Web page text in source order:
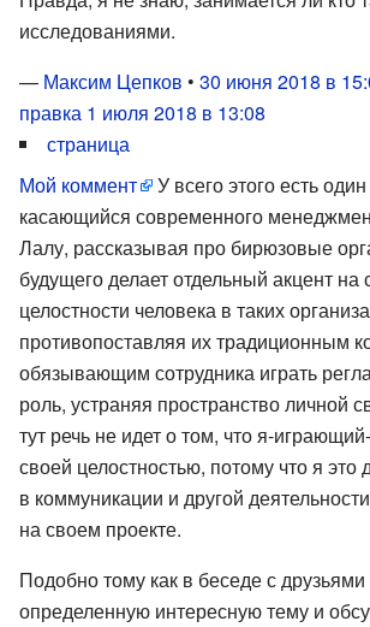
исследованиями.
— Максим Цепков • 30 июня 2018 в
правка 1 июля 2018 в 13:08
страница
Мой коммент
У всего этого есть
касающийся современного
Лалу, рассказывая про бирюзовые
будущего делает отдельный акцент на
целостности человека в таких
противопоставляя их традиционным
обязывающим сотрудника играть
роль, устраняя пространство личной
тут речь не идет о том, что я-
своей целостностью, потому что я
в коммуникации и другой
на своем проекте.
Подобно тому как в беседе с
определенную интересную тему и